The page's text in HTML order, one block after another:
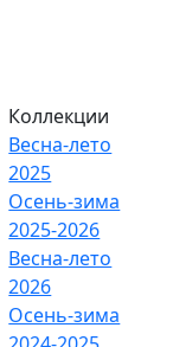
Коллекции
Весна-лето
2025
Осень-зима
2025-2026
Весна-лето
2026
Осень-зима